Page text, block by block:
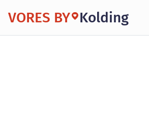
VORES BY Kolding